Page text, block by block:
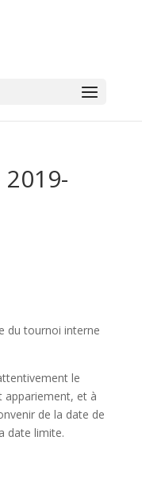
du tournoi interne
le
appariement, et à
de la date de
date limite.